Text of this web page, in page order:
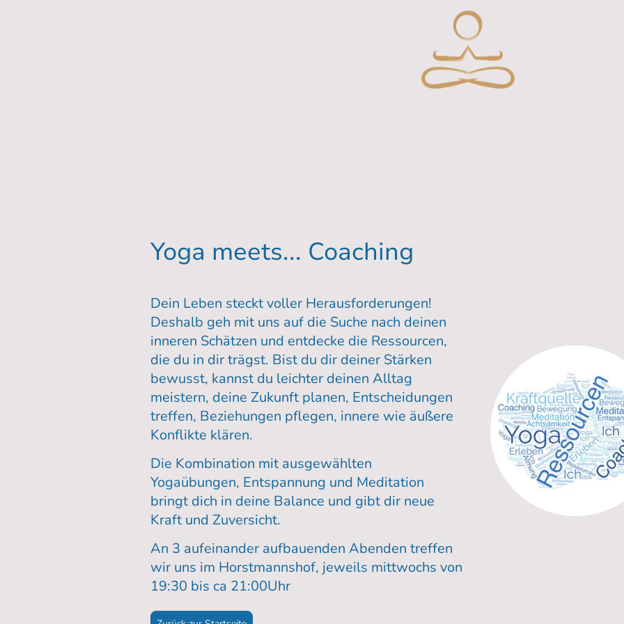
Yoga meets... Coaching
Dein Leben steckt voller Herausforderungen!
Deshalb geh mit uns auf die Suche nach deinen
inneren Schätzen und entdecke die Ressourcen,
die du in dir trägst. Bist du dir deiner Stärken
bewusst, kannst du leichter deinen Alltag
meistern, deine Zukunft planen, Entscheidungen
treffen, Beziehungen pflegen, innere wie äußere
Konflikte klären.
Die Kombination mit ausgewählten
Yogaübungen, Entspannung und Meditation
bringt dich in deine Balance und gibt dir neue
Kraft und Zuversicht.
An 3 aufeinander aufbauenden Abenden treffen
wir uns im Horstmannshof, jeweils mittwochs von
19:30 bis ca 21:00Uhr